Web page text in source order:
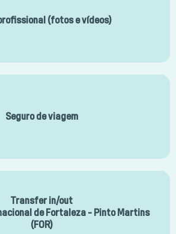
(fotos e vídeos)
Seguro de viagem
Transfer in/out
de Fortaleza - Pinto Martins
(FOR)